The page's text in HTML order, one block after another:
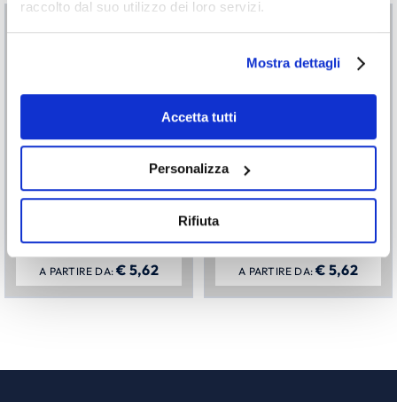
raccolto dal suo utilizzo dei loro servizi.
Mostra dettagli
Accetta tutti
Personalizza
Rifiuta
IMO Life Saving signs
A PARTIRE DA:€ 5,62
IMO Mandatory,
Prohibition, Warning
A PARTIRE DA:€ 5,62